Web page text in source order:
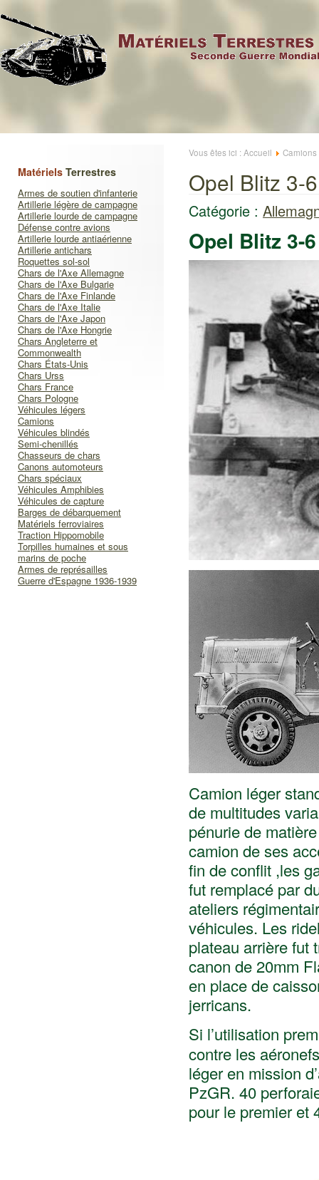
Matériels Terrestres
Armes de soutien d'infanterie
Artillerie légère de campagne
Artillerie lourde de campagne
Défense contre avions
Artillerie lourde antiaérienne
Artillerie antichars
Roquettes sol-sol
Chars de l'Axe Allemagne
Chars de l'Axe Bulgarie
Chars de l'Axe Finlande
Chars de l'Axe Italie
Chars de l'Axe Japon
Chars de l'Axe Hongrie
Chars Angleterre et
Commonwealth
Chars États-Unis
Chars Urss
Chars France
Chars Pologne
Véhicules légers
Camions
Véhicules blindés
Semi-chenillés
Chasseurs de chars
Canons automoteurs
Chars spéciaux
Véhicules Amphibies
Véhicules de capture
Barges de débarquement
Matériels ferroviaires
Traction Hippomobile
Torpilles humaines et sous
marins de poche
Armes de représailles
Guerre d'Espagne 1936-1939
Vous êtes ici : Accueil Camions
Opel Blitz 3-
Catégorie :
Opel Blitz 3-
Camion léger
de multitudes
pénurie de
camion de ses
fin de conflit ,les
fut remplacé par
ateliers
véhicules. Les
plateau arrière fut
canon de 20mm
en place de
jerricans.
Si l’utilisation
contre les
léger en mission
PzGR. 40
pour le premier et